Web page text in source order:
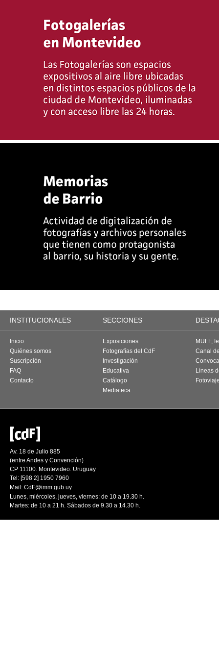
INSTITUCIONALES SECCIONES
Inicio
Quiénes somos
Suscripción
FAQ
Contacto
Exposiciones
Fotografías del CdF
Investigación
Educativa
Catálogo
Mediateca
MUFF,
Canal
Líneas
Av. 18 de Julio 885
(entre Andes y Convención)
CP 11100. Montevideo. Uruguay
Tel: [598 2] 1950 7960
Mail: CdF@imm.gub.uy
Lunes, miércoles, jueves, viernes: de 10 a 19.30 h.
Martes: de 10 a 21 h. Sábados de 9.30 a 14.30 h.